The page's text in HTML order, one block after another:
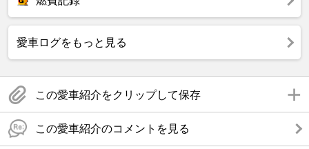
愛車ログをもっと見る
この愛車紹介をクリップして保存
この愛車紹介のコメントを見る